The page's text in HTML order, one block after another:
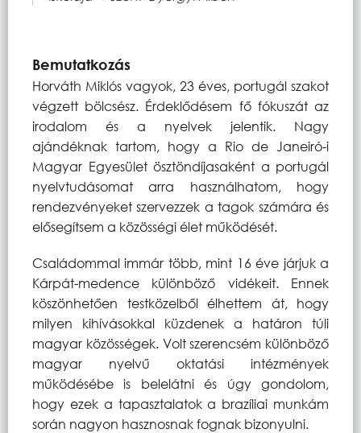
Bemutatkozás
Horváth Miklós vagyok, 23 éves, portugál szakot
végzett bölcsész. Érdeklődésem fő fókuszát az
irodalom és a nyelvek jelentik. Nagy
ajándéknak tartom, hogy a Rio de Janeiró-i
Magyar Egyesület ösztöndíjasaként a portugál
nyelvtudásomat arra használhatom, hogy
rendezvényeket szervezzek a tagok számára és
elősegítsem a közösségi élet működését.
Családommal immár több, mint 16 éve járjuk a
Kárpát-medence különböző vidékeit. Ennek
köszönhetően testközelből élhettem át, hogy
milyen kihívásokkal küzdenek a határon túli
magyar közösségek. Volt szerencsém különböző
magyar nyelvű oktatási intézmények
működésébe is belelátni és úgy gondolom,
hogy ezek a tapasztalatok a brazíliai munkám
során nagyon hasznosnak fognak bizonyulni.